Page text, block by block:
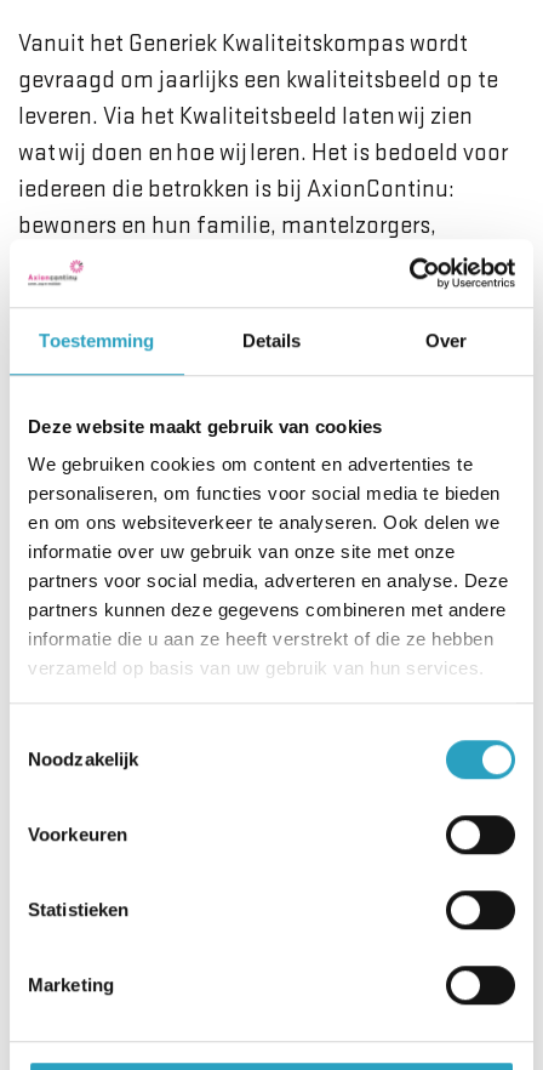
Toestemming Details Over
Deze website maakt gebruik van cookies
We gebruiken cookies om content en advertenties te
personaliseren, om functies voor social media te bieden
en om ons websiteverkeer te analyseren. Ook delen we
informatie over uw gebruik van onze site met onze
partners voor social media, adverteren en analyse. Deze
partners kunnen deze gegevens combineren met andere
informatie die u aan ze heeft verstrekt of die ze hebben
verzameld op basis van uw gebruik van hun services.
Noodzakelijk
Voorkeuren
Statistieken
Marketing
Vanuit het Generiek Kwaliteitskompas wordt
gevraagd om jaarlijks een kwaliteitsbeeld op te
leveren. Via het Kwaliteitsbeeld laten wij zien
wat wij doen en hoe wij leren. Het is bedoeld voor
iedereen die betrokken is bij AxionContinu:
bewoners en hun familie, mantelzorgers,
medewerkers, toezichthouders, zorgkantoren en
In dit Kwaliteitsbeeld kijken we terug op 2025. We
geleerd. Ook kijken we vooruit naar 2026 en delen
we onze belangrijkste plannen.
*Klikhier